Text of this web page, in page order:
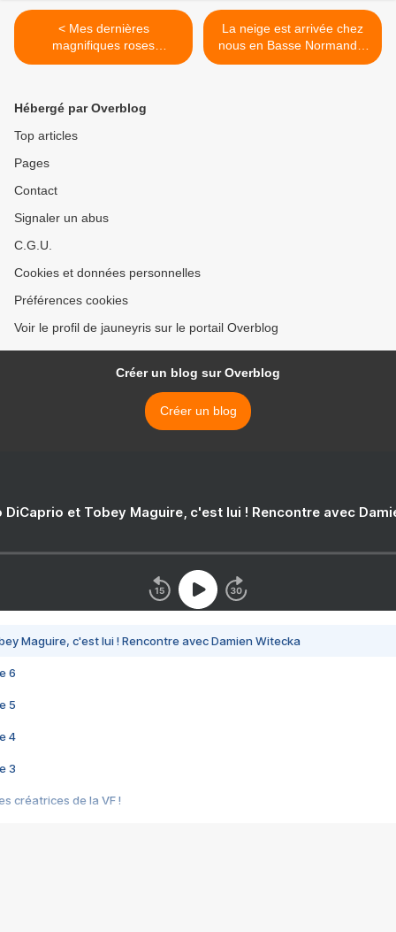
< Mes dernières
magnifiques roses
anciennes
La neige est arrivée chez
nous en Basse Normandie
>
Hébergé par Overblog
Top articles
Pages
Contact
Signaler un abus
C.G.U.
Cookies et données personnelles
Préférences cookies
Voir le profil de jauneyris sur le portail Overblog
Créer un blog sur Overblog
Créer un blog
DiCaprio et Tobey Maguire, c'est lui ! Rencontre avec
Maguire, c'est lui ! Rencontre avec Damien Witecka
6
5
4
3
créatrices de la VF !